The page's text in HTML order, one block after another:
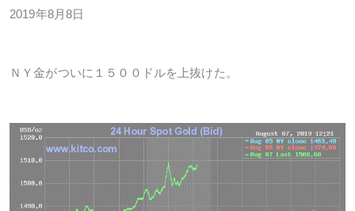
2019年8月8日
ＮＹ金がついに１５００ドルを上抜けた。